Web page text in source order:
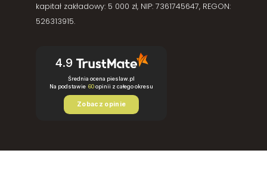
kapitał zakładowy: 5 000 zł, NIP: 7361745647, REGON:
526313915.
4.9
Średnia ocena pieslaw.pl
Na podstawie 60opinii z całego okresu
Zobacz opinie